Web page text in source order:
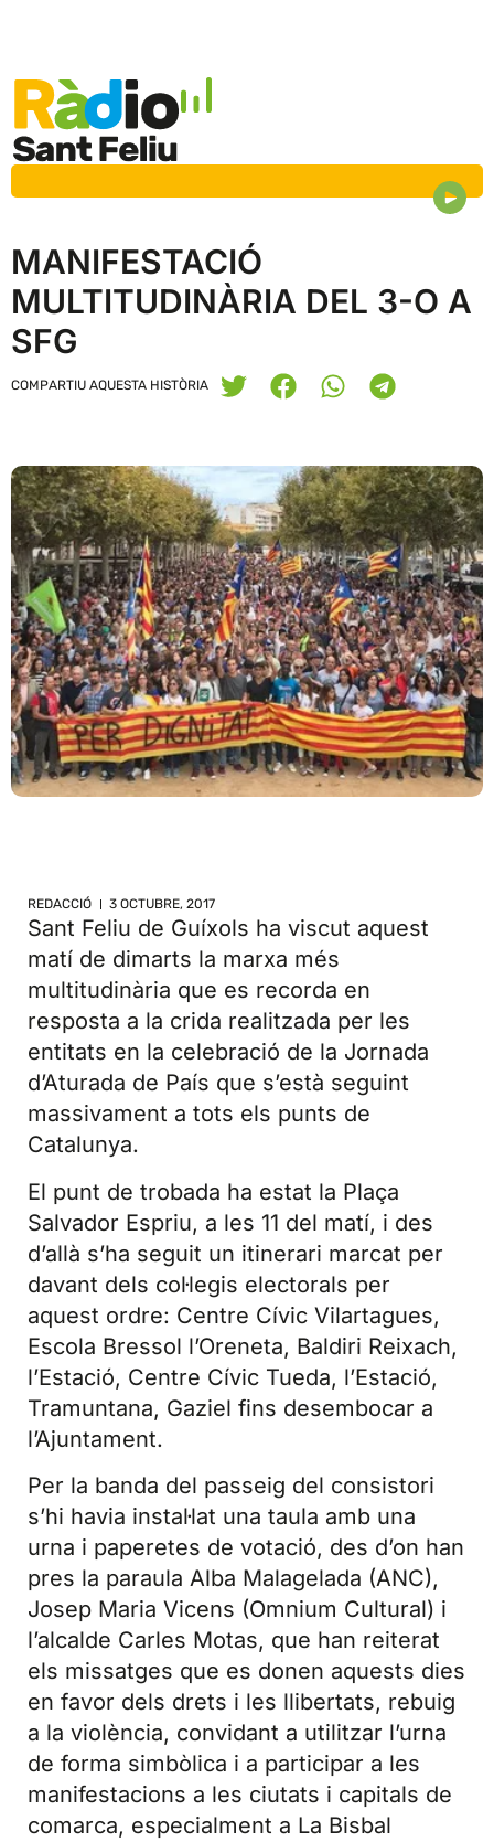
MANIFESTACIÓ
MULTITUDINÀRIA DEL 3-O A
SFG
COMPARTIU AQUESTA HISTÒRIA
REDACCIÓ 3 OCTUBRE, 2017
Sant Feliu de Guíxols ha viscut aquest
matí de dimarts la marxa més
multitudinària que es recorda en
resposta a la crida realitzada per les
entitats en la celebració de la Jornada
d’Aturada de País que s’està seguint
massivament a tots els punts de
Catalunya.
El punt de trobada ha estat la Plaça
Salvador Espriu, a les 11 del matí, i des
d’allà s’ha seguit un itinerari marcat per
davant dels col·legis electorals per
aquest ordre: Centre Cívic Vilartagues,
Escola Bressol l’Oreneta, Baldiri Reixach,
l’Estació, Centre Cívic Tueda, l’Estació,
Tramuntana, Gaziel fins desembocar a
l’Ajuntament.
Per la banda del passeig del consistori
s’hi havia instal·lat una taula amb una
urna i paperetes de votació, des d’on han
pres la paraula Alba Malagelada (ANC),
Josep Maria Vicens (Omnium Cultural) i
l’alcalde Carles Motas, que han reiterat
els missatges que es donen aquests dies
en favor dels drets i les llibertats, rebuig
a la violència, convidant a utilitzar l’urna
de forma simbòlica i a participar a les
manifestacions a les ciutats i capitals de
comarca, especialment a La Bisbal